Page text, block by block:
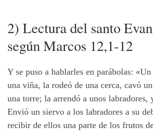
2) Lectura del santo
según Marcos 12,1-12
Y se puso a hablarles en parábolas:
una viña, la rodeó de una cerca, cavó
una torre; la arrendó a unos labradores,
Envió un siervo a los labradores a su
recibir de ellos una parte de los frutos